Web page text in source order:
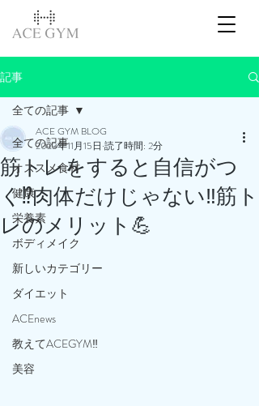
記事
全ての記事
オススメ食材
健康
栄養素
ボディメイク
新しいカテゴリー
ダイエット
ACEnews
教えてACEGYM‼️
美容
全ての記事
筋トレをすると自信がつ
く⁉️肉体だけじゃない‼️筋ト
レのメリット💪
ACE GYM BLOG
2023年11月15日 読了時間: 2分